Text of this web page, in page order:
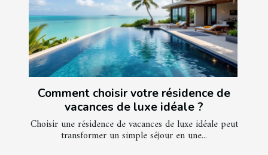
Comment choisir votre résidence de
vacances de luxe idéale ?
Choisir une résidence de vacances de luxe idéale peut
transformer un simple séjour en une...